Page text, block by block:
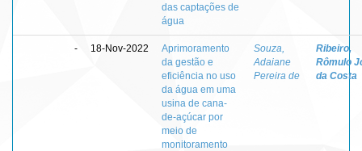
das captações de
água
- 18-Nov-2022
Aprimoramento
da gestão e
eficiência no uso
da água em uma
usina de cana-
de-açúcar por
meio de
monitoramento
Souza,
Adaiane
Pereira de
Ribeiro,
Rômulo
da Costa